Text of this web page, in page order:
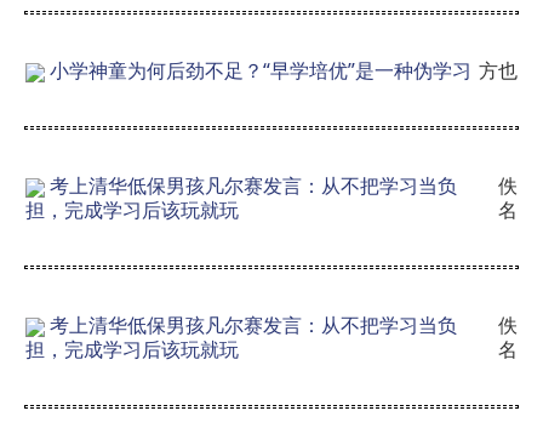
小学神童为何后劲不足？“早学培优”是一种伪学习 方也
考上清华低保男孩凡尔赛发言：从不把学习当负
担，完成学习后该玩就玩
佚
名
考上清华低保男孩凡尔赛发言：从不把学习当负
担，完成学习后该玩就玩
佚
名